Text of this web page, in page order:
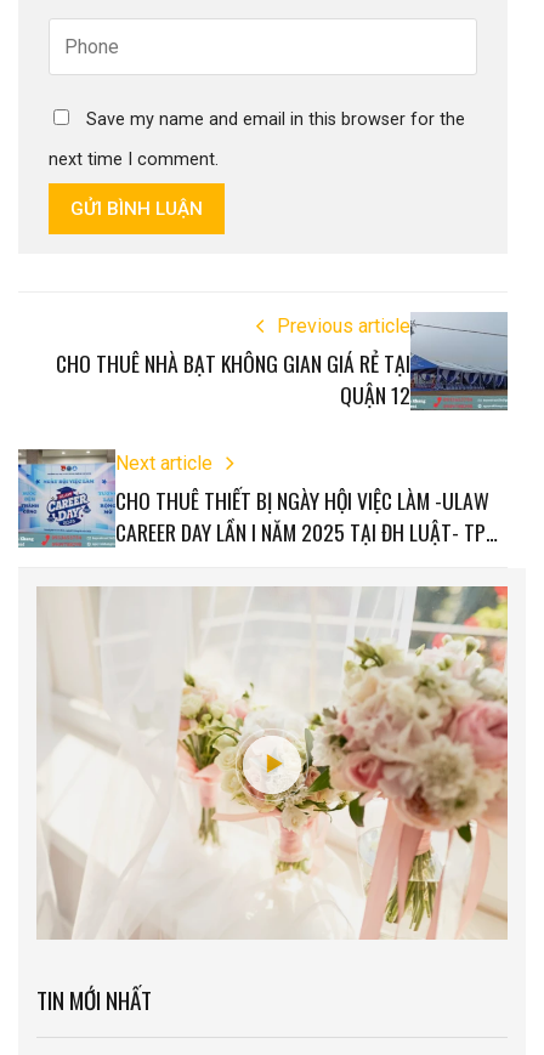
Save my name and email in this browser for the
next time I comment.
GỬI BÌNH LUẬN
Previous article
CHO THUÊ NHÀ BẠT KHÔNG GIAN GIÁ RẺ TẠI
QUẬN 12
Next article
CHO THUÊ THIẾT BỊ NGÀY HỘI VIỆC LÀM -ULAW
CAREER DAY LẦN I NĂM 2025 TẠI ĐH LUẬT- TP
TIN MỚI NHẤT